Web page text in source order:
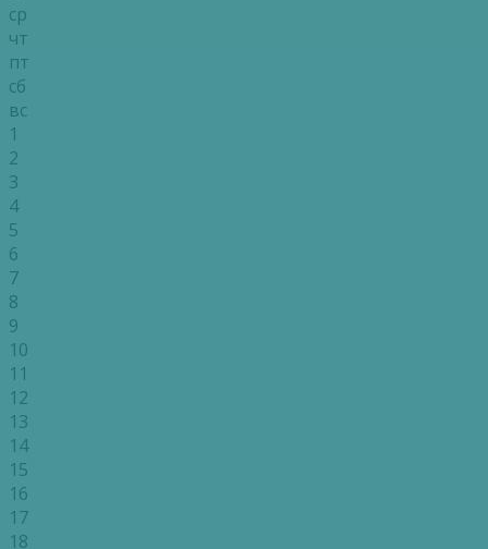
ср
чт
пт
сб
вс
1
2
3
4
5
6
7
8
9
10
11
12
13
14
15
16
17
18